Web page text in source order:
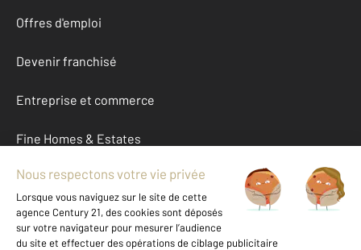
Offres d'emploi
Devenir franchisé
Entreprise et commerce
Fine Homes & Estates
À propos
International